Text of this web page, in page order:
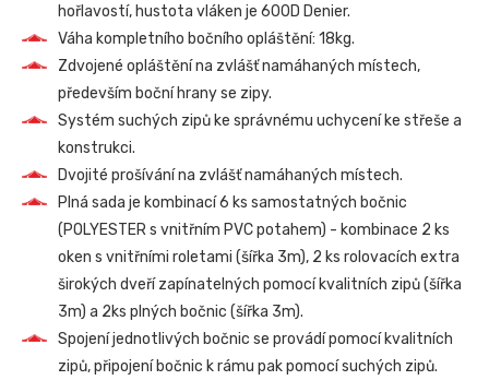
hořlavostí, hustota vláken je 600D Denier.
Váha kompletního bočního opláštění: 18kg.
Zdvojené opláštění na zvlášť namáhaných místech,
především boční hrany se zipy.
Systém suchých zipů ke správnému uchycení ke střeše a
konstrukci.
Dvojité prošívání na zvlášť namáhaných místech.
Plná sada je kombinací 6 ks samostatných bočnic
(POLYESTER s vnitřním PVC potahem) - kombinace 2 ks
oken s vnitřními roletami (šířka 3m), 2 ks rolovacích extra
širokých dveří zapínatelných pomocí kvalitních zipů (šířka
3m) a 2ks plných bočnic (šířka 3m).
Spojení jednotlivých bočnic se provádí pomocí kvalitních
zipů, připojení bočnic k rámu pak pomocí suchých zipů.